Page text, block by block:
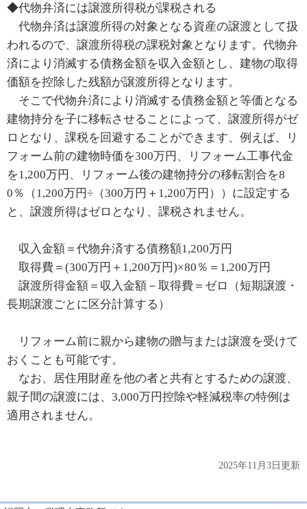
◆代物弁済には譲渡所得税が課税される
代物弁済は譲渡所得の対象となる資産の譲渡として扱
われるので、譲渡所得税の課税対象となります。代物弁
済により消滅する債務金額を収入金額とし、建物の取得
価額を控除した残額が譲渡所得となります。
そこで代物弁済により消滅する債務金額と等価となる
建物持分を子に移転させることによって、譲渡所得がゼ
ロとなり、課税を回避することができます、例えば、リ
フォーム前の建物時価を300万円、リフォーム工事代金
を1,200万円、リフォーム後の建物持分の移転割合を8
0％（1,200万円÷（300万円＋1,200万円））に設定する
と、譲渡所得はゼロとなり、課税されません。
収入金額＝代物弁済する債務額1,200万円
取得費＝(300万円＋1,200万円)×80％＝1,200万円
譲渡所得金額＝収入金額－取得費＝ゼロ（短期譲渡・
長期譲渡ごとに区分計算する）
リフォーム前に親から建物の贈与または譲渡を受けて
おくことも可能です。
なお、居住用財産を他の者と共有とするための譲渡、
親子間の譲渡には、3,000万円控除や軽減税率の特例は
適用されません。
2025年11月3日更新